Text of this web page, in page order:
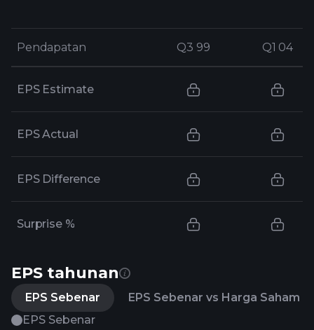
Pendapatan Q3 99 Q1 04
Pendapatan Q3 99 Q1 04
EPS Estimate
EPS Actual
EPS Difference
Surprise %
EPS tahunan
EPS Sebenar
EPS Sebenar vs Harga Saham
EPS Sebenar